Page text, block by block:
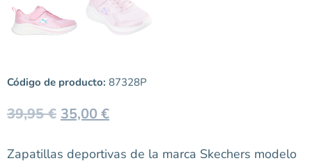
Código de producto: 87328P
39,95€ 35,00 €
Zapatillas deportivas de la marca Skechers modelo